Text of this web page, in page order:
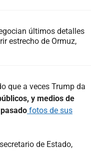
últimos detalles
estrecho de Ormuz,
que a veces Trump da
y medios de
fotos de sus
de Estado,